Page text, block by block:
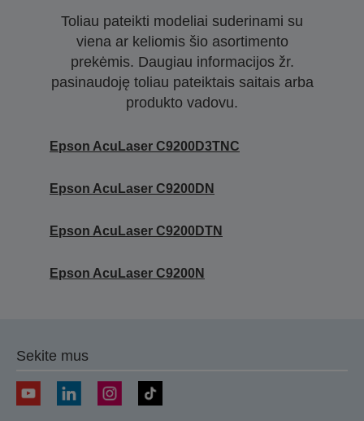
Toliau pateikti modeliai suderinami su
viena ar keliomis šio asortimento
prekėmis. Daugiau informacijos žr.
pasinaudoję toliau pateiktais saitais arba
produkto vadovu.
Epson AcuLaser C9200D3TNC
Epson AcuLaser C9200DN
Epson AcuLaser C9200DTN
Epson AcuLaser C9200N
Sekite mus